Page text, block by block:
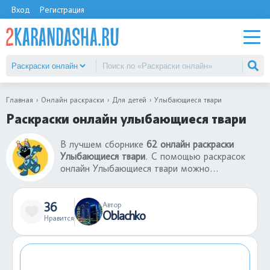
Вход Регистрация
Главная Онлайн раскраски Для детей Улыбающиеся твари
Раскраски онлайн улыбающиеся твари
В лучшем сборнике 62 онлайн раскраски
Улыбающиеся твари. С помощью раскрасок
онлайн Улыбающиеся твари можно
шедевр. Раскраски онлайн Улыбающиеся твари
- это отличный способ развивать творческие
способности ребенка. Если у вас есть телефон
36
Нравится
Автор
Oblachko